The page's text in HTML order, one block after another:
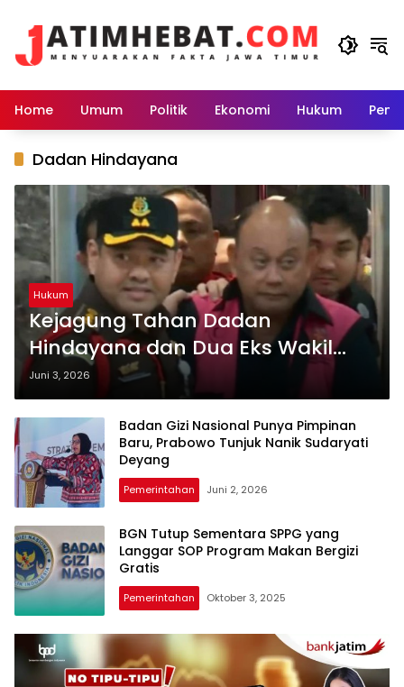
Home Umum Politik Ekonomi Hukum
Dadan Hindayana
Hukum
Kejagung Tahan Dadan
Hindayana dan Dua Eks Wakil
Kepala BGN dalam Kasus Dugaan
Korupsi MBG
Juni 3, 2026
Badan Gizi Nasional Punya Pimpinan
Baru, Prabowo Tunjuk Nanik Sudaryati
Deyang
Pemerintahan Juni 2, 2026
BGN Tutup Sementara SPPG yang
Langgar SOP Program Makan Bergizi
Gratis
Pemerintahan Oktober 3, 2025